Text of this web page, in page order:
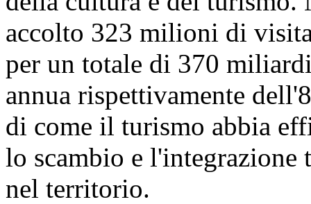
accolto 323 milioni di
per un totale di 370
annua rispettivamente
di come il turismo abbia
lo scambio e
nel territorio.